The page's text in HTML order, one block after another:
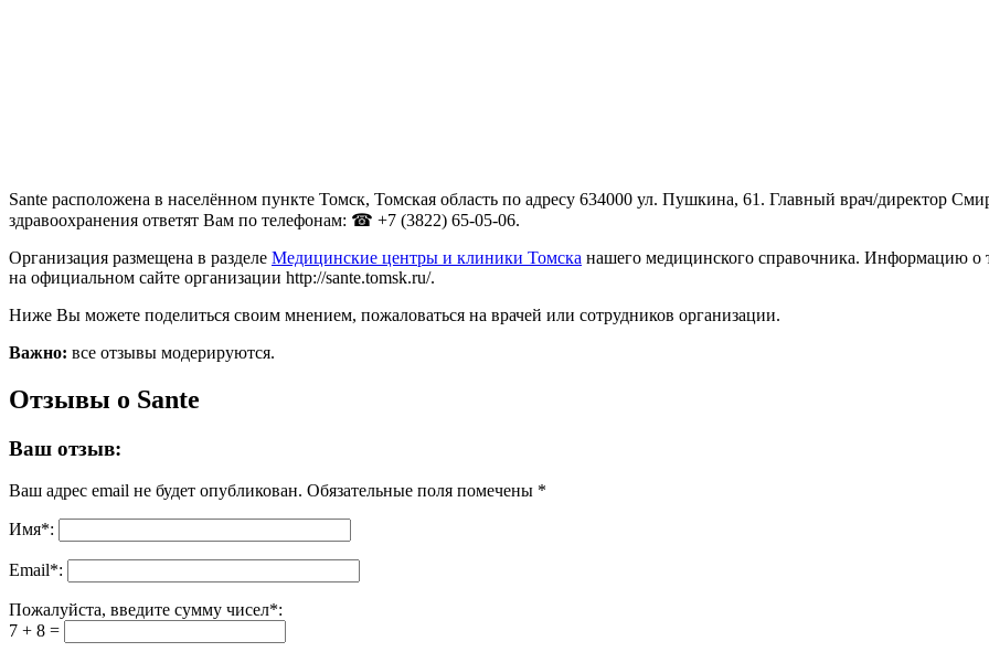
Sante расположена в населённом пункте Томск, Томская область по адресу 634000 ул. Пушкина, 61. Главный врач/директор
здравоохранения ответят Вам по телефонам: ☎ +7 (3822) 65-05-06.
Организация размещена в разделе Медицинские центры и клиники Томска нашего медицинского справочника. Информацию о
на официальном сайте организации http://sante.tomsk.ru/.
Ниже Вы можете поделиться своим мнением, пожаловаться на врачей или сотрудников организации.
Важно: все отзывы модерируются.
Отзывы о Sante
Ваш отзыв:
Ваш адрес email не будет опубликован. Обязательные поля помечены *
Имя*:
Email*:
Пожалуйста, введите сумму чисел*:
7 + 8 =